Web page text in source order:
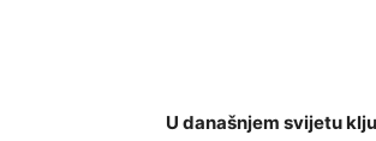
U današnjem svijetu